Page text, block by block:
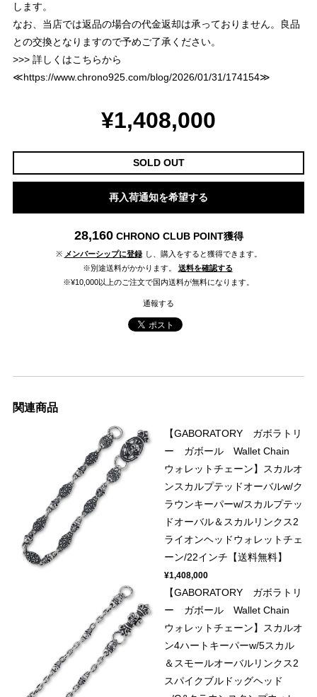
します。
なお、当店では返品の場合の代金返却は承っておりません。良品
との交換となりますので予めご了承ください。
>>> 詳しくはこちらから
≪https://www.chrono925.com/blog/2026/01/31/174154≫
¥1,408,000
SOLD OUT
再入荷通知を希望する
28,160 CHRONO CLUB POINT獲得
※ メンバーシップに登録 し、購入をすると獲得できます。
※別途送料がかかります。
送料を確認する
※¥10,000以上のご注文で国内送料が無料になります。
通報する
関連商品
【GABORATORY ガボラトリ
ー ガボール Wallet Chain
ウォレットチェーン】スカルオ
ンスカルプテッドオーバルw/ク
ラウンキーパーw/スカルプテッ
ドオーバル＆スカルリンクス2
ライオンヘッドウォレットチェ
ーン/22インチ【送料無料】
¥1,408,000
【GABORATORY ガボラトリ
ー ガボール Wallet Chain
ウォレットチェーン】スカルオ
ン4ハートキーパーw/5スカル
＆スモールオーバルリンクス2
スパイクブルドッグヘッド